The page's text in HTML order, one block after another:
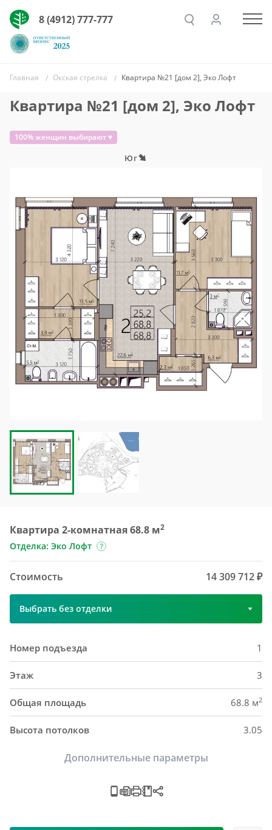
8 (4912) 777-777
Главная Окская стрелка Квартира №21 [дом 2], Эко Лофт
Квартира №21 [дом 2], Эко Лофт
100% женщин выбирают ♥
Юг
Квартира 2-комнатная 68.8 м2
Отделка: Эко Лофт
Стоимость 14 309 712 ₽
Выбрать без отделки
Номер подъезда 1
Этаж 3
Общая площадь 68.8 м2
Высота потолков 3.05
Дополнительные параметры